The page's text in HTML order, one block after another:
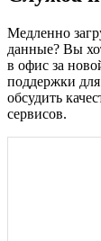
Медленно
данные? Вы
в офис за
поддержки
обсудить
сервисов.